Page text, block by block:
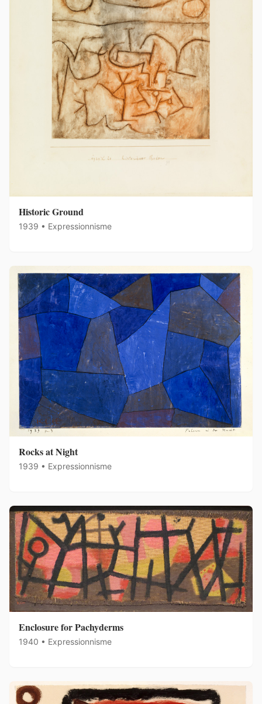
Historic Ground
1939 • Expressionnisme
Rocks at Night
1939 • Expressionnisme
Enclosure for Pachyderms
1940 • Expressionnisme